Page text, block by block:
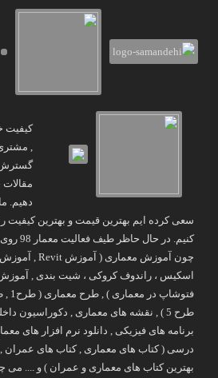
کیفیت
,
گسترش
دهیم.
سعی کرده ایم بهترین قیمت و بهترین کیفیت
کنیم.
اسکیس ، راندوف کروکی ، شیت بندی ,
طرح 5 ) , نقشه های معماری , دکوراسیون
برنامه های فیزیکی , دانلود نرم افزار های
درسی ( کتاب های معماری , کتاب های عمران ,